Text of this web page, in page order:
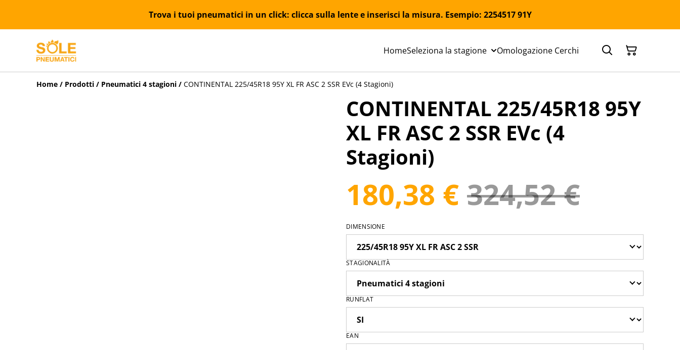
Trova i tuoi pneumatici in un click: clicca sulla lente e inserisci la misura. Esempio: 2254517 91Y
HomeSeleziona la stagione Omologazione Cerchi
Home / Prodotti / Pneumatici 4 stagioni / CONTINENTAL 225/45R18 95Y XL FR ASC 2 SSR EVc (4 Stagioni)
CONTINENTAL 225/45R18 95Y
XL FR ASC 2 SSR EVc (4
Stagioni)
180,38 € 324,52 €
DIMENSIONE
STAGIONALITÀ
RUNFLAT
EAN